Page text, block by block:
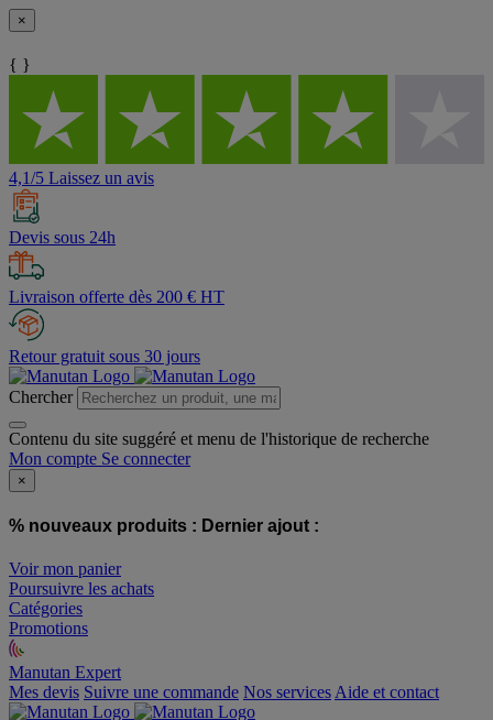
×
{ }
4,1/5 Laissez un avis
Devis sous 24h
Livraison offerte dès 200 € HT
Retour gratuit sous 30 jours
Chercher
Contenu du site suggéré et menu de l'historique de recherche
Mon compte Se connecter
×
% nouveaux produits : Dernier ajout :
Voir mon panier
Poursuivre les achats
Catégories
Promotions
Manutan Expert
offre reconditionnée
Mes devis Suivre une commande Nos services